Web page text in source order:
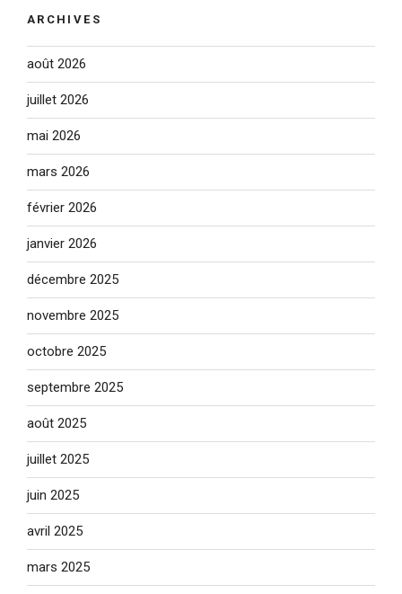
ARCHIVES
août 2026
juillet 2026
mai 2026
mars 2026
février 2026
janvier 2026
décembre 2025
novembre 2025
octobre 2025
septembre 2025
août 2025
juillet 2025
juin 2025
avril 2025
mars 2025